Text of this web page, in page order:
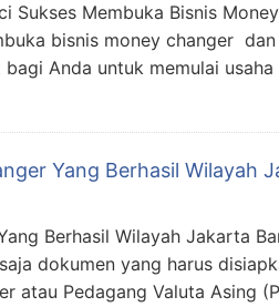
Sukses Membuka Bisnis Money
bisnis money changer
Anda untuk memulai usaha
Yang Berhasil Wilayah
Berhasil Wilayah Jakarta
dokumen yang harus
atau Pedagang Valuta Asing